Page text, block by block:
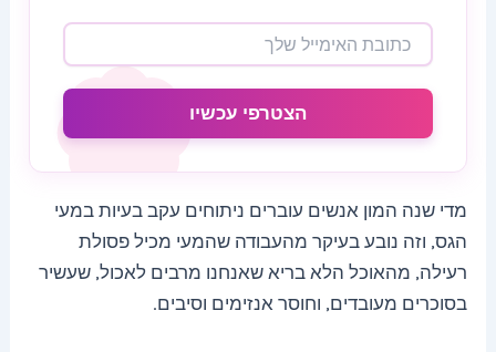
הצטרפי עכשיו
מדי שנה המון אנשים עוברים ניתוחים עקב בעיות במעי
הגס, וזה נובע בעיקר מהעבודה שהמעי מכיל פסולת
רעילה, מהאוכל הלא בריא שאנחנו מרבים לאכול, שעשיר
בסוכרים מעובדים, וחוסר אנזימים וסיבים.